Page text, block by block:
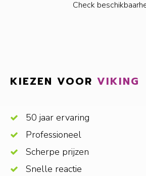
Check
KIEZEN VOOR VIKING
50 jaar ervaring
Professioneel
Scherpe prijzen
Snelle reactie